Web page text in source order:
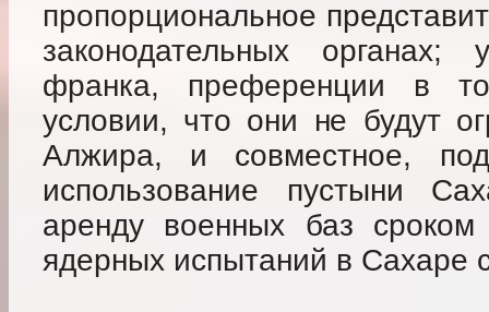
пропорциональное
законодательных
франка, преференции в
условии, что они не будут
Алжира, и совместное,
использование пустыни
аренду военных баз
ядерных испытаний в Сахаре